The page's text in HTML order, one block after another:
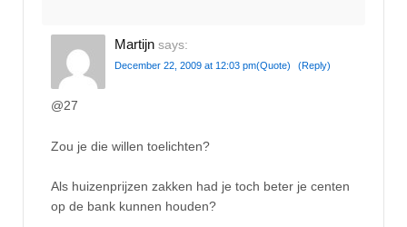
Martijn says:
December 22, 2009 at 12:03 pm(Quote) (Reply)
@27
Zou je die willen toelichten?
Als huizenprijzen zakken had je toch beter je centen
op de bank kunnen houden?